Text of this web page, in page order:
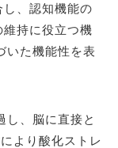
、認知機能の
維持に役立つ機
いた機能性を表
し、脳に直接と
により酸化ストレ